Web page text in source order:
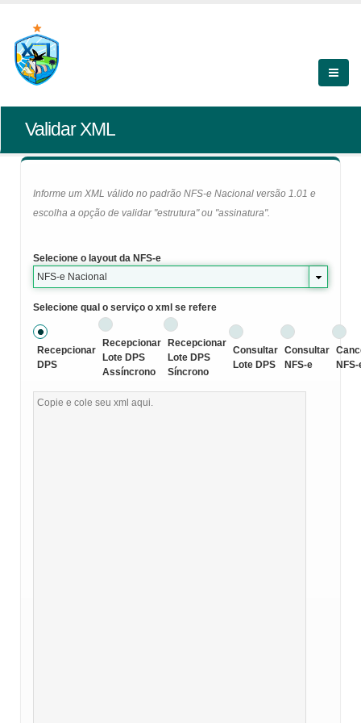
Validar XML
Informe um XML válido no padrão NFS-e Nacional versão 1.01 e
escolha a opção de validar "estrutura" ou "assinatura".
Selecione o layout da NFS-e
NFS-e Nacional
Selecione qual o serviço o xml se refere
Recepcionar
DPS
Recepcionar
Lote DPS
Assíncrono
Recepcionar
Lote DPS
Síncrono
Consultar
Lote DPS
Consultar
NFS-e
NFS-